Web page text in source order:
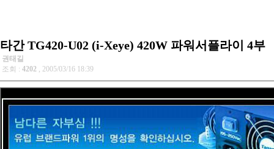
타간 TG420-U02 (i-Xeye) 420W 파워서플라이 4부
권태길
조회 : 4202 , 2005/03/16 18:39